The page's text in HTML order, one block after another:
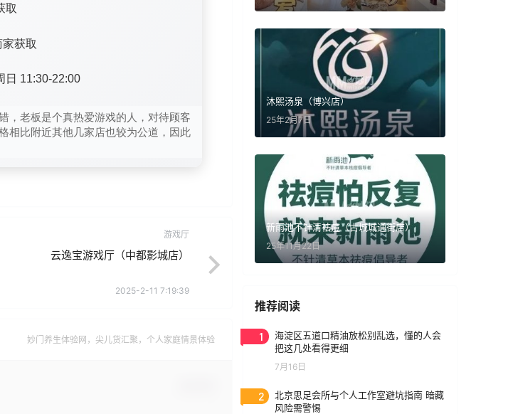
取
获取
日 11:30-22:00
，老板是个真热爱游戏的人，对待顾客
相比附近其他几家店也较为公道，因此
游戏厅
云逸宝游戏厅（中都影城店）
2025-2-11 7:19:39
妙门养生体验网，尖儿货汇聚，个人家庭情景体验
沐熙汤泉（博兴店）
25年2月7日
新雨池不针清祛痘（古城城通街店）
25年11月22日
推荐阅读
1
海淀区五道口精油放松别乱选，懂的人会
把这几处看得更细
7月16日
2
北京思足会所与个人工作室避坑指南 暗藏
风险需警惕